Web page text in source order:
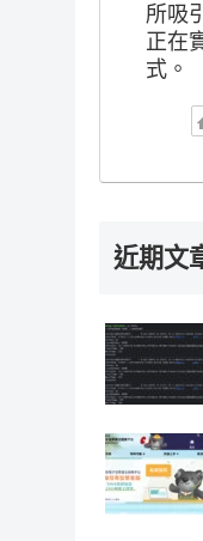
所吸
正在
式。
近期文